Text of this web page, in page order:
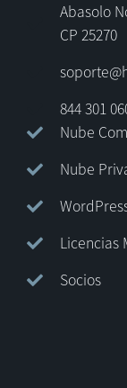
Abasolo
CP 25270
844 301
Nube
Nube
Licencias
Socios